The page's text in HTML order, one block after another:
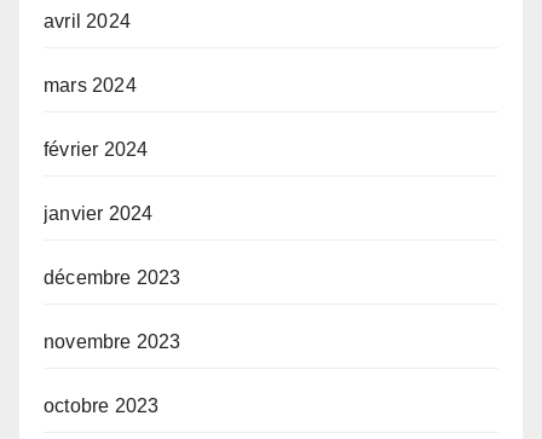
avril 2024
mars 2024
février 2024
janvier 2024
décembre 2023
novembre 2023
octobre 2023